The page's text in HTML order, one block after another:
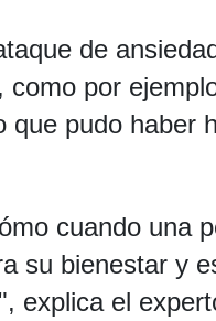
de
por
que pudo haber
cuando una
su bienestar y
explica el